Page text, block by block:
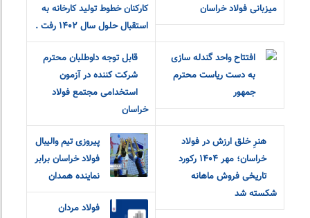
میزبانی فولاد خراسان
کارکنان خطوط تولید کارخانه به
استقبال حلول سال ۱۴۰۲ رفت .
افتتاح واحد گندله سازی
به دست ریاست محترم
جمهور
قابل توجه داوطلبان محترم
شرکت کننده در آزمون
استخدامی مجتمع فولاد
خراسان
هنرِ خلق ارزش در فولاد
خراسان؛ مهر ۱۴۰۴ رکورد
تاریخی فروش ماهانه
شکسته شد
پیروزی تیم والیبال
فولاد خراسان برابر
نماینده همدان
فولاد مردان